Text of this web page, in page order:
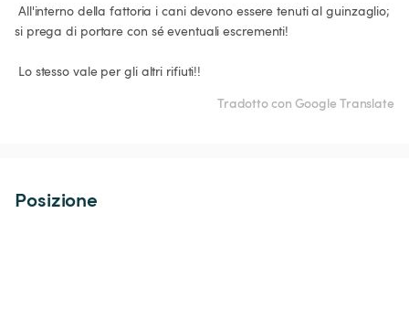
si prega di portare con sé eventuali escrementi!
Lo stesso vale per gli altri rifiuti!!
Tradotto con Google Translate
Posizione